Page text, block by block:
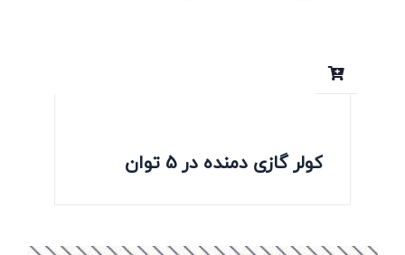
کولر گازی دمنده در 5 توان